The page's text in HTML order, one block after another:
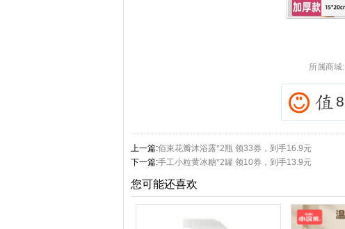
所属商城:
8
上一篇:佰束花瓣沐浴露*2瓶 领33券，到手16.9元
下一篇:手工小粒黄冰糖*2罐 领10券，到手13.9元
您可能还喜欢